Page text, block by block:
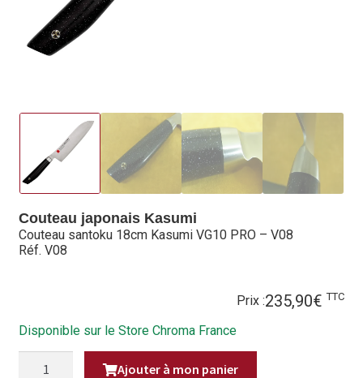
Hall of Fame
Bocuse d’Or
Mentions légales
Mon Compte
Partenaires
Plan du site
Politique en matière de remboursements et de retours
Questions / Réponses
Couteau japonais Kasumi
Couteau santoku 18cm Kasumi VG10 PRO – V08
Réf. V08
Prix :235,90€ TTC
Disponible sur le Store Chroma France
Ajouter à mon panier